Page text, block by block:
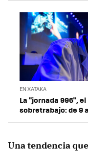
EN XATAKA
La "jornada 996",
sobretrabajo: de 9
Una tendencia